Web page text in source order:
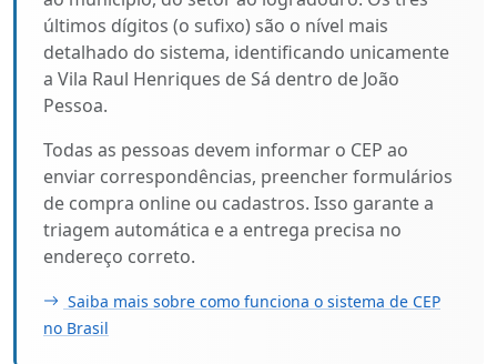
últimos dígitos (o sufixo) são o nível mais
detalhado do sistema, identificando unicamente
a Vila Raul Henriques de Sá dentro de João
Pessoa.
Todas as pessoas devem informar o CEP ao
enviar correspondências, preencher formulários
de compra online ou cadastros. Isso garante a
triagem automática e a entrega precisa no
endereço correto.
Saiba mais sobre como funciona o sistema de CEP
no Brasil